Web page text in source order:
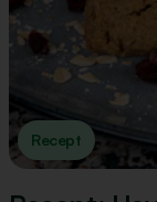
Recept